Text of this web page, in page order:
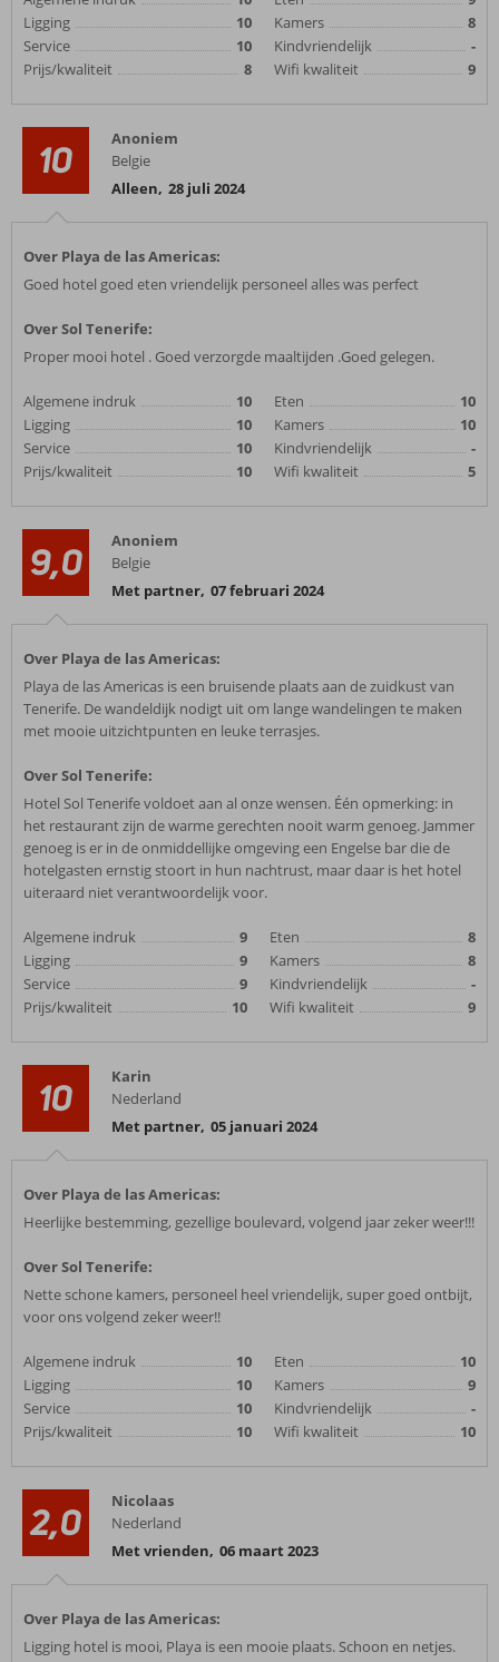
Ligging
10
Service
10
Prijs/kwaliteit
8
Kamers
8
Kindvriendelijk
-
Wifi kwaliteit
9
10
Anoniem
Belgie
Alleen, 28 juli 2024
Over Playa de las Americas:
Goed hotel goed eten vriendelijk personeel alles was perfect
Over Sol Tenerife:
Proper mooi hotel . Goed verzorgde maaltijden .Goed gelegen.
Algemene indruk
10
Ligging
10
Service
10
Prijs/kwaliteit
10
Eten
10
Kamers
10
Kindvriendelijk
-
Wifi kwaliteit
5
9,0
Anoniem
Belgie
Met partner, 07 februari 2024
Over Playa de las Americas:
Playa de las Americas is een bruisende plaats aan de zuidkust van
Tenerife. De wandeldijk nodigt uit om lange wandelingen te maken
met mooie uitzichtpunten en leuke terrasjes.
Over Sol Tenerife:
Hotel Sol Tenerife voldoet aan al onze wensen. Één opmerking: in
het restaurant zijn de warme gerechten nooit warm genoeg. Jammer
genoeg is er in de onmiddellijke omgeving een Engelse bar die de
hotelgasten ernstig stoort in hun nachtrust, maar daar is het hotel
uiteraard niet verantwoordelijk voor.
Algemene indruk
9
Ligging
9
Service
9
Prijs/kwaliteit
10
Eten
8
Kamers
8
Kindvriendelijk
-
Wifi kwaliteit
9
10
Karin
Nederland
Met partner, 05 januari 2024
Over Playa de las Americas:
Heerlijke bestemming, gezellige boulevard, volgend jaar zeker weer!!!
Over Sol Tenerife:
Nette schone kamers, personeel heel vriendelijk, super goed ontbijt,
voor ons volgend zeker weer!!
Algemene indruk
10
Ligging
10
Service
10
Prijs/kwaliteit
10
Eten
10
Kamers
9
Kindvriendelijk
-
Wifi kwaliteit
10
2,0
Nicolaas
Nederland
Met vrienden, 06 maart 2023
Over Playa de las Americas:
Ligging hotel is mooi, Playa is een mooie plaats. Schoon en netjes.